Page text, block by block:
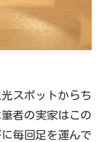
スポットからち
者の実家はこの
毎回足を運んで